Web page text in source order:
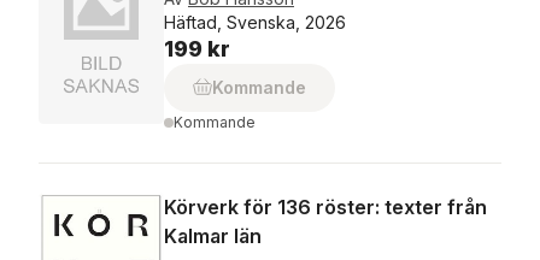
Häftad, Svenska, 2026
199 kr
Kommande
Kommande
Körverk för 136 röster: texter från
Kalmar län